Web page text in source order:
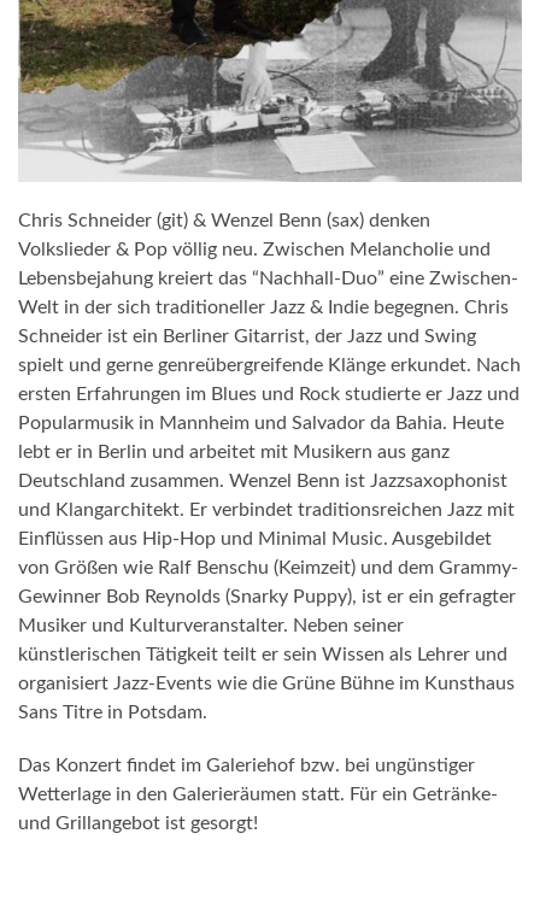
Chris Schneider (git) & Wenzel Benn (sax) denken
Volkslieder & Pop völlig neu. Zwischen Melancholie und
Lebensbejahung kreiert das “Nachhall-Duo” eine Zwischen-
Welt in der sich traditioneller Jazz & Indie begegnen. Chris
Schneider ist ein Berliner Gitarrist, der Jazz und Swing
spielt und gerne genreübergreifende Klänge erkundet. Nach
ersten Erfahrungen im Blues und Rock studierte er Jazz und
Popularmusik in Mannheim und Salvador da Bahia. Heute
lebt er in Berlin und arbeitet mit Musikern aus ganz
Deutschland zusammen. Wenzel Benn ist Jazzsaxophonist
und Klangarchitekt. Er verbindet traditionsreichen Jazz mit
Einflüssen aus Hip-Hop und Minimal Music. Ausgebildet
von Größen wie Ralf Benschu (Keimzeit) und dem Grammy-
Gewinner Bob Reynolds (Snarky Puppy), ist er ein gefragter
Musiker und Kulturveranstalter. Neben seiner
künstlerischen Tätigkeit teilt er sein Wissen als Lehrer und
organisiert Jazz-Events wie die Grüne Bühne im Kunsthaus
Sans Titre in Potsdam.
Das Konzert findet im Galeriehof bzw. bei ungünstiger
Wetterlage in den Galerieräumen statt. Für ein Getränke-
und Grillangebot ist gesorgt!